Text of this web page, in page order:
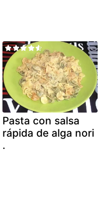
Pasta con salsa
rápida de alga nori
.